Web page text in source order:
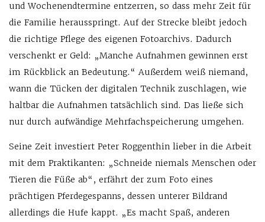
und Wochenendtermine entzerren, so dass mehr Zeit für
die Familie herausspringt. Auf der Strecke bleibt jedoch
die richtige Pflege des eigenen Fotoarchivs. Dadurch
verschenkt er Geld: „Manche Aufnahmen gewinnen erst
im Rückblick an Bedeutung.“ Außerdem weiß niemand,
wann die Tücken der digitalen Technik zuschlagen, wie
haltbar die Aufnahmen tatsächlich sind. Das ließe sich
nur durch aufwändige Mehrfachspeicherung umgehen.
Seine Zeit investiert Peter Roggenthin lieber in die Arbeit
mit dem Praktikanten: „Schneide niemals Menschen oder
Tieren die Füße ab“, erfährt der zum Foto eines
prächtigen Pferdegespanns, dessen unterer Bildrand
allerdings die Hufe kappt. „Es macht Spaß, anderen